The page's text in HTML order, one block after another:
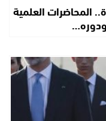
المحاضرات العلمية